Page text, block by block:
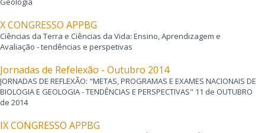
X CONGRESSO APPBG
Ciências da Terra e Ciências da Vida: Ensino, Aprendizagem e
Avaliação - tendências e perspetivas
Jornadas de Refelexão - Outubro 2014
JORNADAS DE REFLEXÃO: "METAS, PROGRAMAS E EXAMES NACIONAIS DE
BIOLOGIA E GEOLOGIA - TENDÊNCIAS E PERSPECTIVAS" 11 de OUTUBRO
de 2014
IX CONGRESSO APPBG